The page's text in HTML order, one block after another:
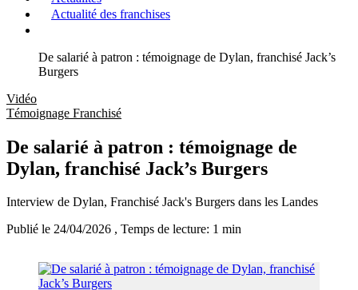
Actualité des franchises
De salarié à patron : témoignage de Dylan, franchisé Jack’s
Burgers
Vidéo
Témoignage Franchisé
De salarié à patron : témoignage de
Dylan, franchisé Jack’s Burgers
Interview de Dylan, Franchisé Jack's Burgers dans les Landes
Publié le 24/04/2026 , Temps de lecture: 1 min